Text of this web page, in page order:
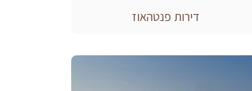
דירות פנטהאוז